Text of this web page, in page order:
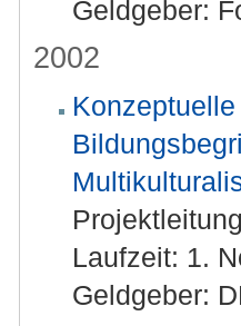
Geldgeber:
2002
Laufzeit: 1.
Geldgeber: